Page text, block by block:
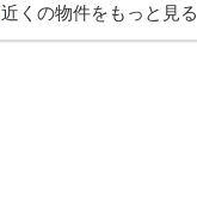
近くの物件をもっと見る